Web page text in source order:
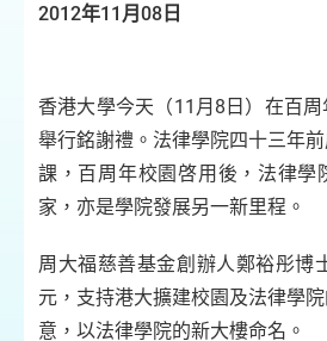
2012年11月08日
香港大學今天（11月8日）在百
舉行銘謝禮。法律學院四十三年
課，百周年校園啓用後，法律學
家，亦是學院發展另一新里程。
周大福慈善基金創辦人鄭裕彤博
元，支持港大擴建校園及法律學
意，以法律學院的新大樓命名。